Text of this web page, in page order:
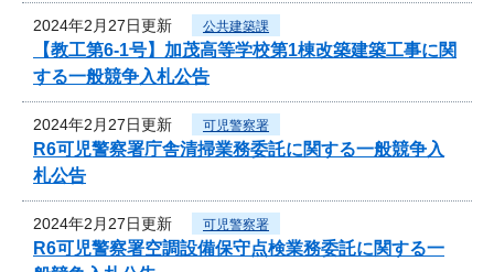
2024年2月27日更新 公共建築課
【教工第6-1号】加茂高等学校第1棟改築建築工事に関
する一般競争入札公告
2024年2月27日更新 可児警察署
R6可児警察署庁舎清掃業務委託に関する一般競争入
札公告
2024年2月27日更新 可児警察署
R6可児警察署空調設備保守点検業務委託に関する一